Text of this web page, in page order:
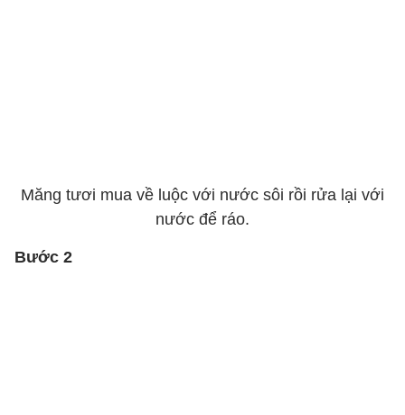
Măng tươi mua về luộc với nước sôi rồi rửa lại với
nước để ráo.
Bước 2